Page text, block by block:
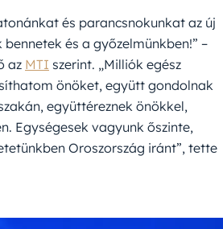
és parancsnokunkat az új
és a győzelmünkben!” –
az MTI szerint. „Milliók egész
önöket, együtt gondolnak
együttéreznek önökkel,
Egységesek vagyunk őszinte,
Oroszország iránt”, tette